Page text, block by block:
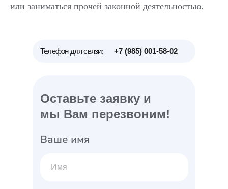
или заниматься прочей законной деятельностью.
+7 (985) 001-58-02
Ваше имя
Оставьте заявку и
мы Вам перезвоним!
Телефон для связи: